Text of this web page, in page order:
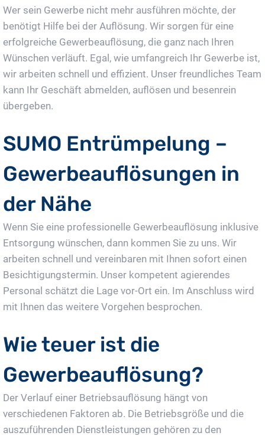
Wer sein Gewerbe nicht mehr ausführen möchte, der
benötigt Hilfe bei der Auflösung. Wir sorgen für eine
erfolgreiche Gewerbeauflösung, die ganz nach Ihren
Wünschen verläuft. Egal, wie umfangreich Ihr Gewerbe ist,
wir arbeiten schnell und effizient. Unser freundliches Team
kann Ihr Geschäft abmelden, auflösen und besenrein
übergeben.
SUMO Entrümpelung –
Gewerbeauflösungen in
der Nähe
Wenn Sie eine professionelle Gewerbeauflösung inklusive
Entsorgung wünschen, dann kommen Sie zu uns. Wir
arbeiten schnell und vereinbaren mit Ihnen sofort einen
Besichtigungstermin. Unser kompetent agierendes
Personal schätzt die Lage vor-Ort ein. Im Anschluss wird
mit Ihnen das weitere Vorgehen besprochen.
Wie teuer ist die
Gewerbeauflösung?
Der Verlauf einer Betriebsauflösung hängt von
verschiedenen Faktoren ab. Die Betriebsgröße und die
auszuführenden Dienstleistungen gehören zu den